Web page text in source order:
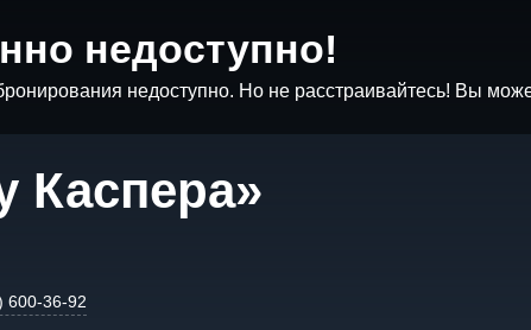
недоступно!
недоступно. Но не расстраивайтесь! Вы
Каспера»
600-36-92